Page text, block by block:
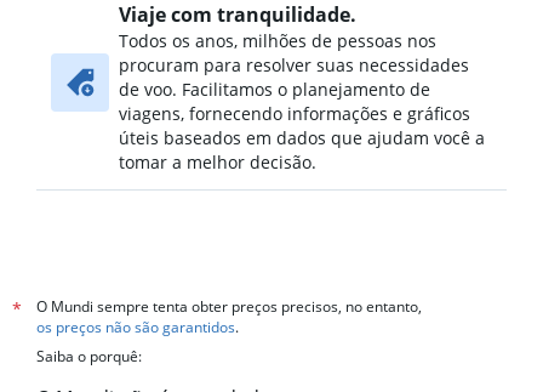
Viaje com tranquilidade.
Todos os anos, milhões de pessoas nos
procuram para resolver suas necessidades
de voo. Facilitamos o planejamento de
viagens, fornecendo informações e gráficos
úteis baseados em dados que ajudam você a
tomar a melhor decisão.
*
O Mundi sempre tenta obter preços precisos, no entanto,
os preços não são garantidos.
Saiba o porquê: